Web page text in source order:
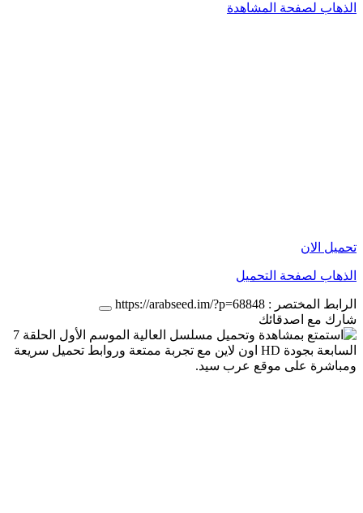
الذهاب لصفحة المشاهدة
تحميل الان
الذهاب لصفحة التحميل
الرابط المختصر : https://arabseed.im/?p=68848
شارك مع اصدقائك